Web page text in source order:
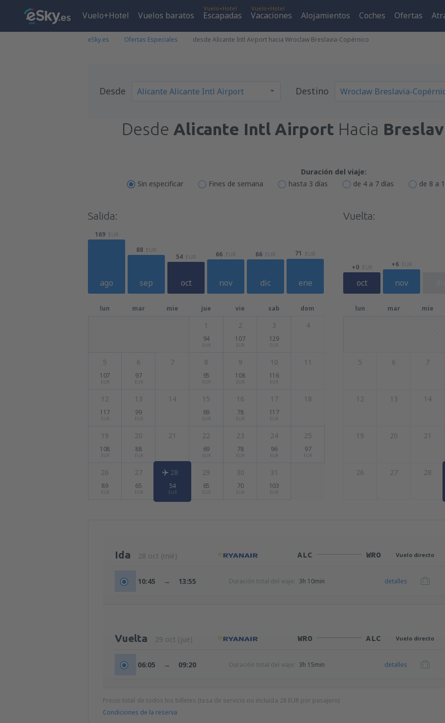
Vuelo+Hotel Vuelos baratos
Vuelo+Hotel
Escapadas
Vuelo+Hotel
Vacaciones Alojamientos Coches Ofertas
eSky.es Ofertas Especiales desde Alicante Intl Airport hacia Wroclaw Breslavia-Copérnico
Desde Destino
Desde Alicante Intl Airport Hacia
Duración del viaje:
Sin especificar
Fines de semana hasta 3 días de 4 a 7 días de 8 a
Salida:
ago
169 EUR
sep
88 EUR
oct
54 EUR
nov
66 EUR
dic
66 EUR
ene
71 EUR
lun mar mie jue vie sab dom
1
94
EUR
2
107
EUR
3
129
EUR
4
5
107
EUR
6
97
EUR
7 8
95
EUR
9
108
EUR
10
116
EUR
11
12
117
EUR
13
99
EUR
14 15
69
EUR
16
78
EUR
17
117
EUR
18
19
108
EUR
20
88
EUR
21 22
69
EUR
23
78
EUR
24
96
EUR
25
97
EUR
26
89
EUR
27
65
EUR
28
54
EUR
29
65
EUR
30
70
EUR
31
103
EUR
Vuelta:
oct
+0 EUR
nov
+6 EUR
lun mar mie
5 6 7
12 13 14
19 20 21
26 27 28
Ida 28 oct (mié) ALC WRO Vuelo directo
10:45 → 13:55 Duración total del viaje: 3h 10min detalles
Vuelta 29 oct (jue) WRO ALC Vuelo directo
06:05 → 09:20 Duración total del viaje: 3h 15min detalles
Precio total de todos los billetes (tasa de servicio no incluida 28 EUR por pasajero)
Condiciones de la reserva